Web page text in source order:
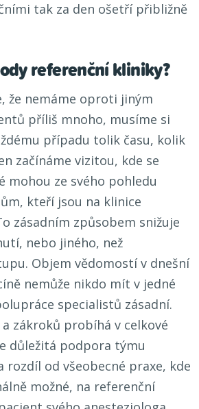
tak za den ošetří přibližně
referenční kliniky?
že nemáme oproti jiným
příliš mnoho, musíme si
případu tolik času, kolik
začínáme vizitou, kde se
mohou ze svého pohledu
kteří jsou na klinice
zásadním způsobem snižuje
nebo jiného, než
Objem vědomostí v dnešní
nemůže nikdo mít v jedné
specialistů zásadní.
zákroků probíhá v celkové
důležitá podpora týmu
rozdíl od všeobecné praxe, kde
možné, na referenční